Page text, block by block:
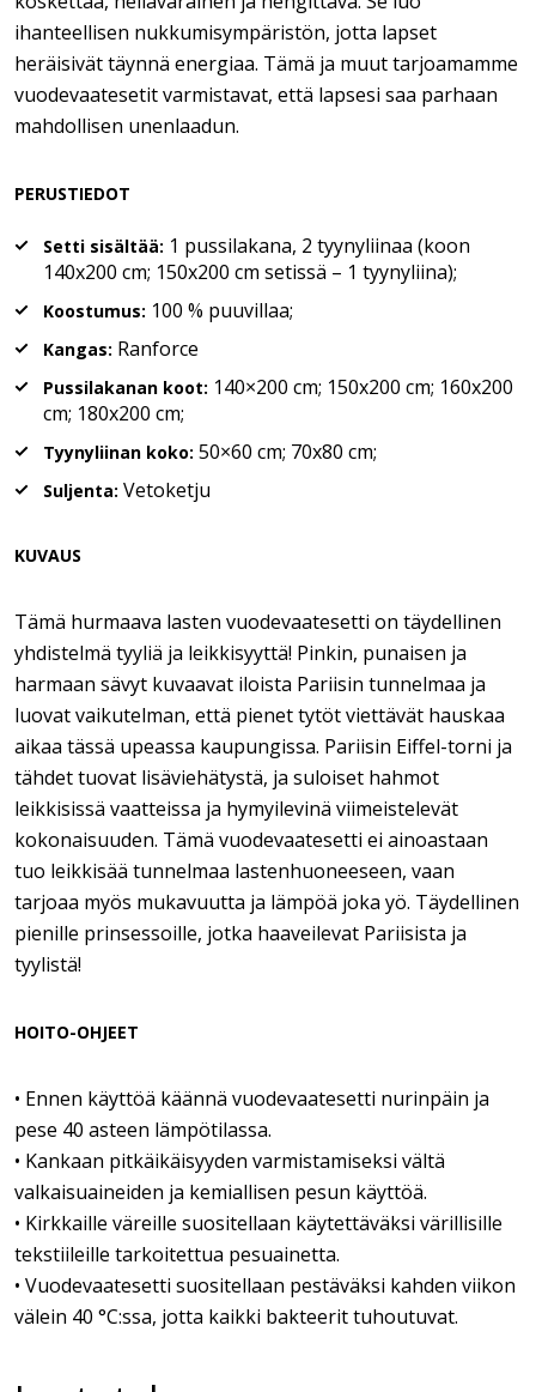
ihanteellisen nukkumisympäristön, jotta lapset
heräisivät täynnä energiaa. Tämä ja muut tarjoamamme
vuodevaatesetit varmistavat, että lapsesi saa parhaan
mahdollisen unenlaadun.
PERUSTIEDOT
Setti sisältää: 1 pussilakana, 2 tyynyliinaa (koon
140x200 cm; 150x200 cm setissä – 1 tyynyliina);
Koostumus: 100 % puuvillaa;
Kangas: Ranforce
Pussilakanan koot: 140×200 cm; 150x200 cm; 160x200
cm; 180x200 cm;
Tyynyliinan koko: 50×60 cm; 70x80 cm;
Suljenta: Vetoketju
KUVAUS
Tämä hurmaava lasten vuodevaatesetti on täydellinen
yhdistelmä tyyliä ja leikkisyyttä! Pinkin, punaisen ja
harmaan sävyt kuvaavat iloista Pariisin tunnelmaa ja
luovat vaikutelman, että pienet tytöt viettävät hauskaa
aikaa tässä upeassa kaupungissa. Pariisin Eiffel-torni ja
tähdet tuovat lisäviehätystä, ja suloiset hahmot
leikkisissä vaatteissa ja hymyilevinä viimeistelevät
kokonaisuuden. Tämä vuodevaatesetti ei ainoastaan
tuo leikkisää tunnelmaa lastenhuoneeseen, vaan
tarjoaa myös mukavuutta ja lämpöä joka yö. Täydellinen
pienille prinsessoille, jotka haaveilevat Pariisista ja
tyylistä!
HOITO-OHJEET
• Ennen käyttöä käännä vuodevaatesetti nurinpäin ja
pese 40 asteen lämpötilassa.
• Kankaan pitkäikäisyyden varmistamiseksi vältä
valkaisuaineiden ja kemiallisen pesun käyttöä.
• Kirkkaille väreille suositellaan käytettäväksi värillisille
tekstiileille tarkoitettua pesuainetta.
• Vuodevaatesetti suositellaan pestäväksi kahden viikon
välein 40 °C:ssa, jotta kaikki bakteerit tuhoutuvat.